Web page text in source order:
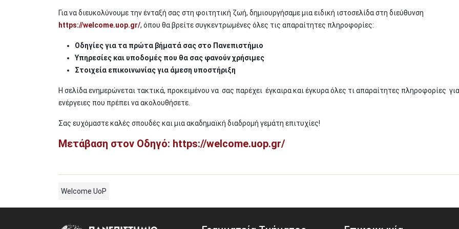
Για να διευκολύνουμε την ένταξή σας στη φοιτητική ζωή, δημιουργήσαμε μια ειδική ιστοσελίδα στη διεύθυνση
https://welcome.uop.gr/, όπου θα βρείτε συγκεντρωμένες όλες τις απαραίτητες πληροφορίες:
Οδηγίες για τα πρώτα βήματά σας στο Πανεπιστήμιο
Υπηρεσίες και υποδομές που θα σας φανούν χρήσιμες
Στοιχεία επικοινωνίας για άμεση υποστήριξη
Η σελίδα ενημερώνεται τακτικά, προκειμένου να σας παρέχει έγκαιρα και έγκυρα όλες τι απαραίτητες πληροφορίες
ενέργειες που πρέπει να ακολουθήσετε.
Σας ευχόμαστε καλές σπουδές και μια ακαδημαϊκή διαδρομή γεμάτη επιτυχίες!
Μετάβαση στον Οδηγό: https://welcome.uop.gr/
Welcome UoP